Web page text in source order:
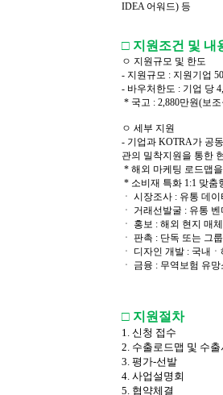
IDEA 어워드) 등
□ 지원조건 및 내
ㅇ 지원규모 및 한도
- 지원규모 : 지원기업
- 바우처한도 : 기업 당
* 국고 : 2,880만원(보
ㅇ 세부 지원
- 기업과 KOTRA가 공
관의 밀착지원을 통한
* 해외 마케팅 로드맵
* 소비재 특화 1:1 맞춤
ㆍ 시장조사 : 유통 데
ㆍ 거래선발굴 : 유통
ㆍ 홍보 : 해외 현지 매
ㆍ 판촉 : 단독 또는 그
ㆍ 디자인 개발 : 국내
ㆍ 금융 : 무역보험 유
□ 지원절차
1. 신청 접수
2. 수출로드맵 및 수
3. 평가-선발
4. 사업설명회
5. 협약체결